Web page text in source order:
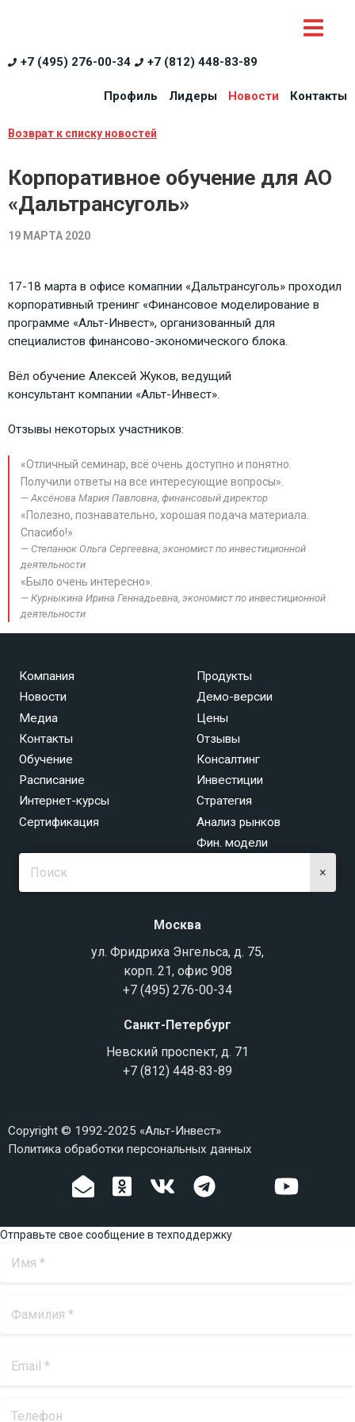
+7 (495) 276-00-34 +7 (812) 448-83-89
Профиль Лидеры Новости Контакты
Возврат к списку новостей
Корпоративное обучение для АО
«Дальтрансуголь»
19 МАРТА 2020
17-18 марта в офисе комапнии «Дальтрансуголь» проходил
корпоративный тренинг «Финансовое моделирование в
программе «Альт-Инвест», организованный для
специалистов финансово-экономического блока.
Вёл обучение Алексей Жуков, ведущий
консультант компании «Альт-Инвест».
Отзывы некоторых участников:
«Отличный семинар, всё очень доступно и понятно.
Получили ответы на все интересующие вопросы».
Аксёнова Мария Павловна, финансовый директор
«Полезно, познавательно, хорошая подача материала.
Спасибо!»
Степанюк Ольга Сергеевна, экономист по инвестиционной
деятельности
«Было очень интересно».
Курныкина Ирина Геннадьевна, экономист по инвестиционной
деятельности
Компания
Новости
Медиа
Контакты
Продукты
Демо-версии
Цены
Отзывы
Обучение
Расписание
Интернет-курсы
Сертификация
Консалтинг
Инвестиции
Стратегия
Анализ рынков
Фин. модели
×
Москва
ул. Фридриха Энгельса, д. 75,
корп. 21, офис 908
+7 (495) 276-00-34
Санкт-Петербург
Невский проспект, д. 71
+7 (812) 448-83-89
Copyright © 1992-2025 «Альт-Инвест»
Политика обработки персональных данных
Отправьте свое сообщение в техподдержку